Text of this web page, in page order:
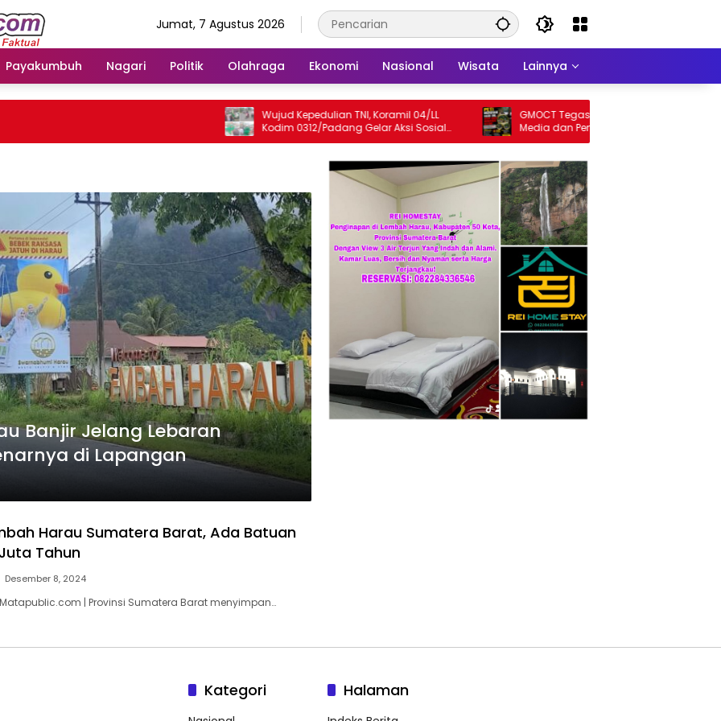
Jumat, 7 Agustus 2026
Payakumbuh Nagari Politik Olahraga Ekonomi Nasional Wisata Lainnya
Wujud Kepedulian TNI, Koramil 04/LL
Kodim 0312/Padang Gelar Aksi Sosial
Jum’at Berkah untuk Masyarakat
GMOCT Tegaskan Pentingnya Sinergi
Media dan Penegakan Hukum Demi
Masa Depan Kabupaten Limapuluh Kota
Banjir Jelang Lebaran
di Lapangan
Harau Sumatera Barat, Ada Batuan
Tahun
Desember 8, 2024
Matapublic.com | Provinsi Sumatera Barat menyimpan…
Kategori Halaman